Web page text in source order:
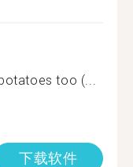
too (...
下载软件